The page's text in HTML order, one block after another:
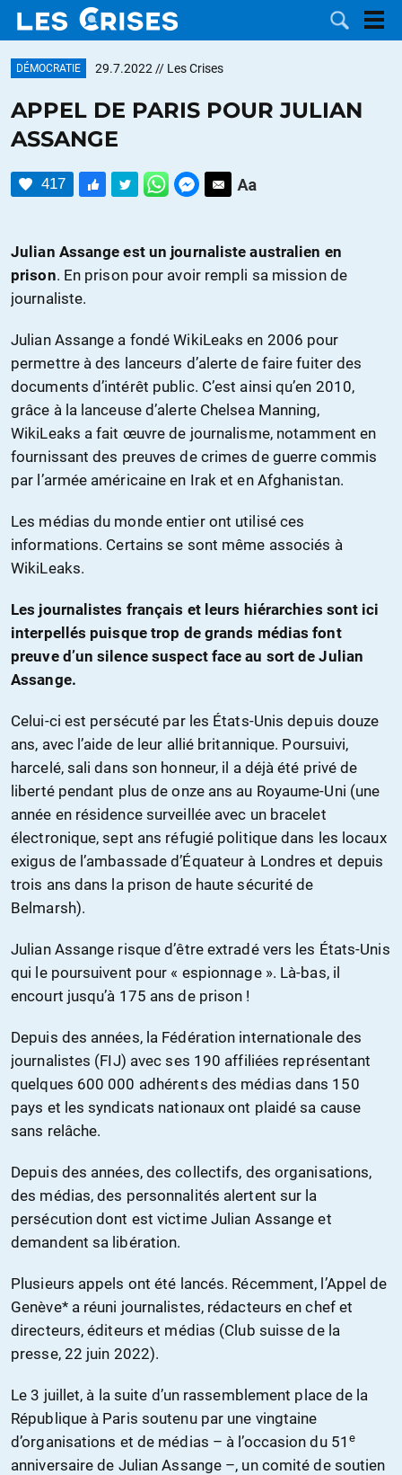
DOSSIERS
CATÉGORIES
MOTS CLÉS
NOUS
CONTACTER
FAIRE UN
DON
DÉMOCRATIE 29.7.2022 // Les Crises
APPEL DE PARIS POUR JULIAN
ASSANGE
417
Julian Assange est un journaliste australien en
prison. En prison pour avoir rempli sa mission de
journaliste.
Julian Assange a fondé WikiLeaks en 2006 pour
permettre à des lanceurs d’alerte de faire fuiter des
documents d’intérêt public. C’est ainsi qu’en 2010,
grâce à la lanceuse d’alerte Chelsea Manning,
WikiLeaks a fait œuvre de journalisme, notamment en
fournissant des preuves de crimes de guerre commis
par l’armée américaine en Irak et en Afghanistan.
Les médias du monde entier ont utilisé ces
informations. Certains se sont même associés à
WikiLeaks.
Les journalistes français et leurs hiérarchies sont ici
interpellés puisque trop de grands médias font
preuve d’un silence suspect face au sort de Julian
Assange.
Celui-ci est persécuté par les États-Unis depuis douze
ans, avec l’aide de leur allié britannique. Poursuivi,
harcelé, sali dans son honneur, il a déjà été privé de
liberté pendant plus de onze ans au Royaume-Uni (une
année en résidence surveillée avec un bracelet
électronique, sept ans réfugié politique dans les locaux
exigus de l’ambassade d’Équateur à Londres et depuis
trois ans dans la prison de haute sécurité de
Belmarsh).
Julian Assange risque d’être extradé vers les États-Unis
qui le poursuivent pour « espionnage ». Là-bas, il
encourt jusqu’à 175 ans de prison !
Depuis des années, la Fédération internationale des
journalistes (FIJ) avec ses 190 affiliées représentant
quelques 600 000 adhérents des médias dans 150
pays et les syndicats nationaux ont plaidé sa cause
sans relâche.
Depuis des années, des collectifs, des organisations,
des médias, des personnalités alertent sur la
persécution dont est victime Julian Assange et
demandent sa libération.
Plusieurs appels ont été lancés. Récemment, l’Appel de
Genève* a réuni journalistes, rédacteurs en chef et
directeurs, éditeurs et médias (Club suisse de la
presse, 22 juin 2022).
Le 3 juillet, à la suite d’un rassemblement place de la
République à Paris soutenu par une vingtaine
d’organisations et de médias – à l’occasion du 51 e
anniversaire de Julian Assange –, un comité de soutien